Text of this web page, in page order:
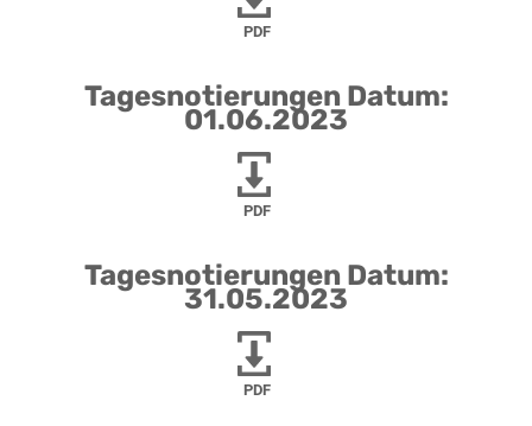
PDF
Tagesnotierungen Datum:
01.06.2023
PDF
Tagesnotierungen Datum:
31.05.2023
PDF